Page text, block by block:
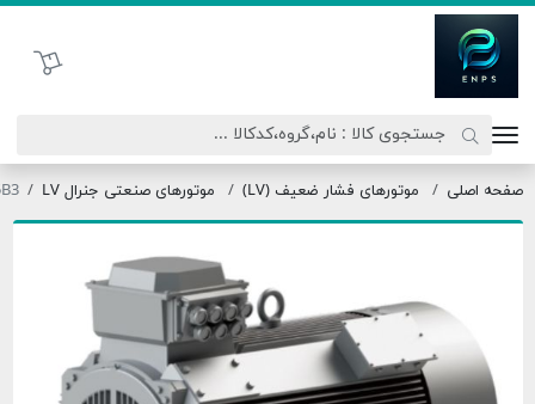
اتحاد نیروی پیشگام صنعت
موتورهای فشار ضعیف (LV) موتورهای صنعتی جنرال LV 90L4-1.5B3